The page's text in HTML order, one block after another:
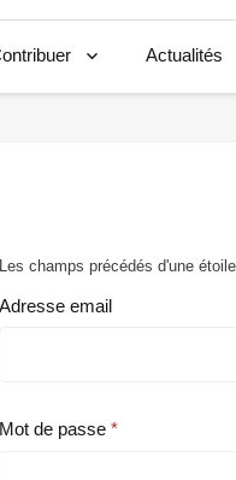
Actualités
Les champs précédés d'une
Adresse email
Mot de passe